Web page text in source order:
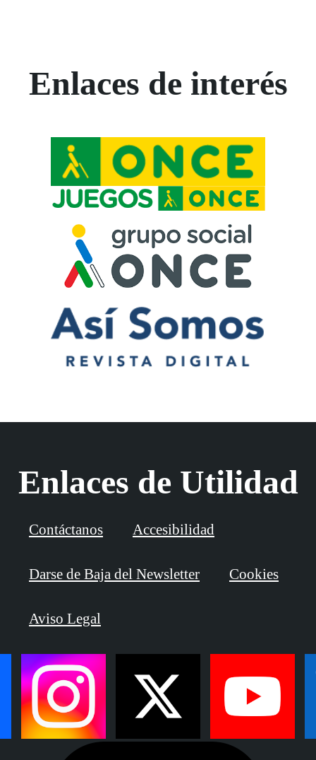
Enlaces de interés
Enlaces de Utilidad
Contáctanos Accesibilidad
Darse de Baja del Newsletter Cookies
Aviso Legal